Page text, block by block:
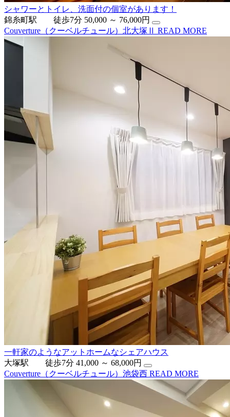
シャワーとトイレ、洗面付の個室があります！
錦糸町駅 徒歩7分 50,000 ～ 76,000円
Couverture（クーベルチュール）北大塚Ⅱ READ MORE
一軒家のようなアットホームなシェアハウス
大塚駅 徒歩7分 41,000 ～ 68,000円
Couverture（クーベルチュール）池袋西 READ MORE